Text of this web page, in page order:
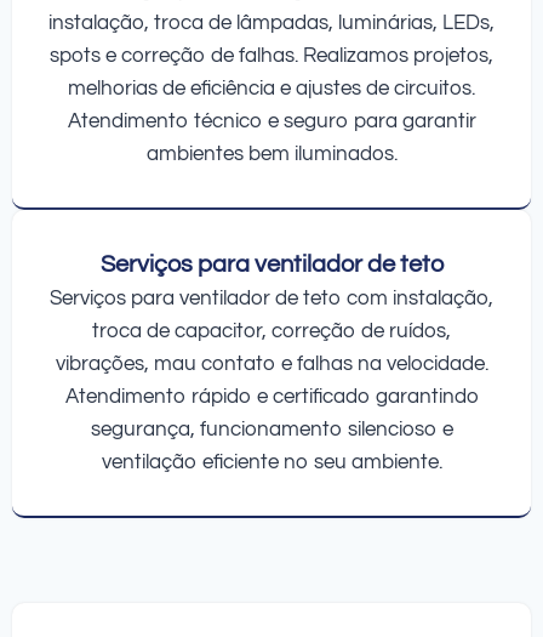
instalação, troca de lâmpadas, luminárias, LEDs,
spots e correção de falhas. Realizamos projetos,
melhorias de eficiência e ajustes de circuitos.
Atendimento técnico e seguro para garantir
ambientes bem iluminados.
Serviços para ventilador de teto
Serviços para ventilador de teto com instalação,
troca de capacitor, correção de ruídos,
vibrações, mau contato e falhas na velocidade.
Atendimento rápido e certificado garantindo
segurança, funcionamento silencioso e
ventilação eficiente no seu ambiente.